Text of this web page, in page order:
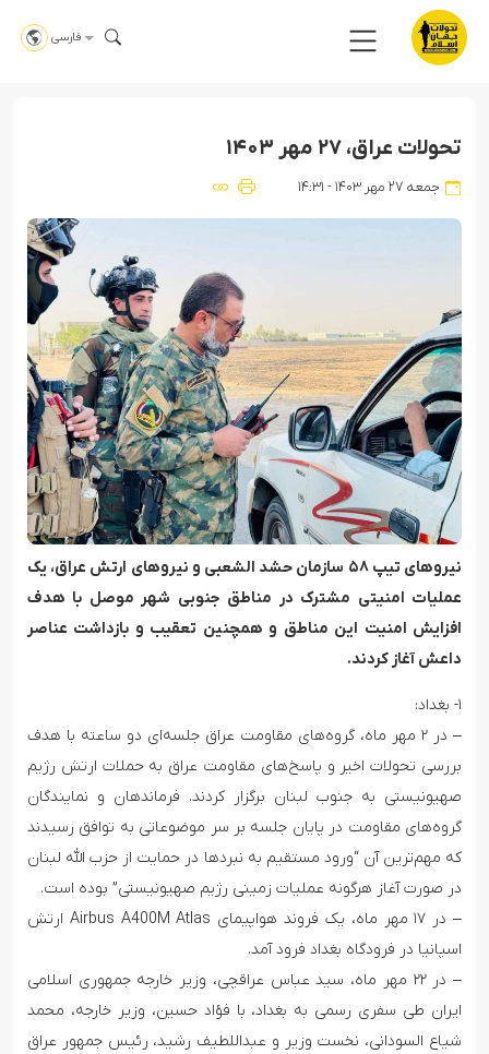
فارسی
تحولات عراق، ۲۷ مهر ۱۴۰۳
جمعه ۲۷ مهر ۱۴۰۳ - ۱۴:۳۱
نیروهای تیپ ۵۸ سازمان حشد الشعبی و نیروهای ارتش عراق، یک
عملیات امنیتی مشترک در مناطق جنوبی شهر موصل با هدف
افزایش امنیت این مناطق و همچنین تعقیب و بازداشت عناصر
داعش آغاز کردند.
۱- بغداد:
– در ۲ مهر ماه، گروه‌های مقاومت عراق جلسه‌ای دو ساعته با هدف
بررسی تحولات اخیر و پاسخ‌های مقاومت عراق به حملات ارتش رژیم
صهیونیستی به جنوب لبنان برگزار کردند. فرماندهان و نمایندگان
گروه‌های مقاومت در پایان جلسه بر سر موضوعاتی به توافق رسیدند
که مهم‌ترین آن “ورود مستقیم به نبردها در حمایت از حزب الله لبنان
در صورت آغاز هرگونه عملیات زمینی رژیم صهیونیستی” بوده است.
– در ۱۷ مهر ماه، یک فروند هواپیمای Airbus A400M Atlas ارتش
اسپانیا در فرودگاه بغداد فرود آمد.
– در ۲۲ مهر ماه، سید عباس عراقچی، وزیر خارجه جمهوری اسلامی
ایران طی سفری رسمی به بغداد، با فؤاد حسین، وزیر خارجه، محمد
شیاع السودانی، نخست وزیر و عبداللطیف رشید، رئیس جمهور عراق